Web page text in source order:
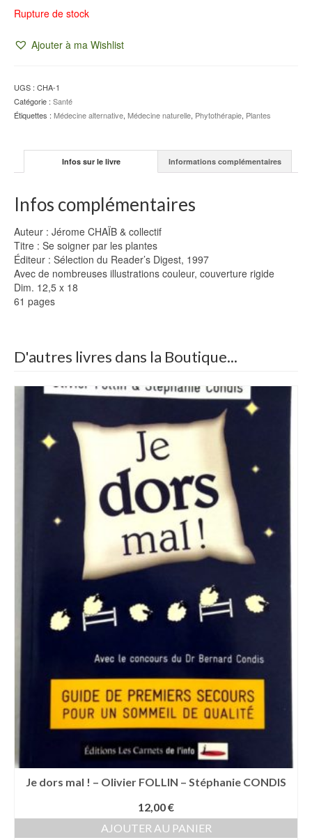
Rupture de stock
Ajouter à ma Wishlist
UGS : CHA-1
Catégorie : Santé
Étiquettes : Médecine alternative, Médecine naturelle, Phytothérapie, Plantes
Infos sur le livre Informations complémentaires
Infos complémentaires
Auteur : Jérome CHAÏB & collectif
Titre : Se soigner par les plantes
Éditeur : Sélection du Reader’s Digest, 1997
Avec de nombreuses illustrations couleur, couverture rigide
Dim. 12,5 x 18
61 pages
D'autres livres dans la Boutique...
Je dors mal ! – Olivier FOLLIN – Stéphanie CONDIS
12,00€
AJOUTER AU PANIER